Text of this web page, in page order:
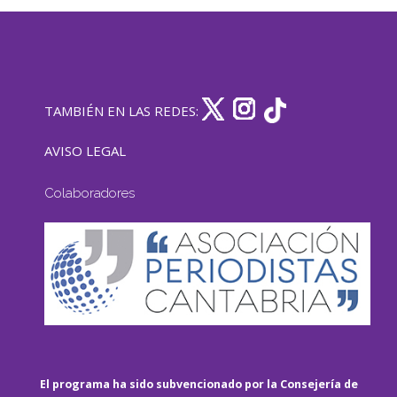
TAMBIÉN EN LAS REDES:
AVISO LEGAL
Colaboradores
El programa ha sido subvencionado por la Consejería de